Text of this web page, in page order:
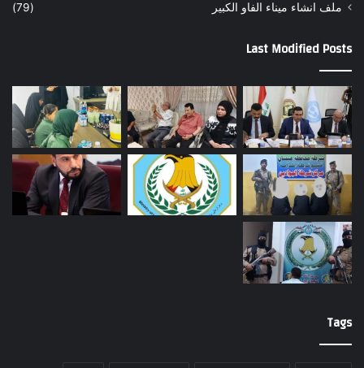
ملف انشاء ميناء الفاو الكبير
(79)
Last Modified Posts
Tags